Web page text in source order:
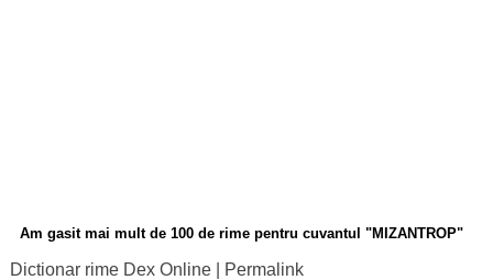
Am gasit mai mult de 100 de rime pentru cuvantul "MIZANTROP"
Dictionar rime Dex Online|
Permalink